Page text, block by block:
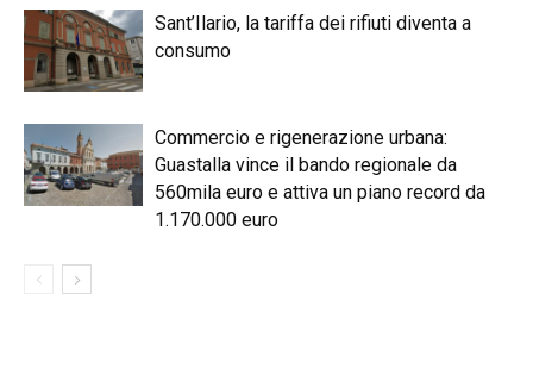
Sant’Ilario, la tariffa dei rifiuti diventa a
consumo
Commercio e rigenerazione urbana:
Guastalla vince il bando regionale da
560mila euro e attiva un piano record da
1.170.000 euro